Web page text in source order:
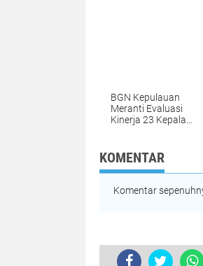
BGN Kepulauan
Meranti Evaluasi
Kinerja 23 Kepala
KOMENTAR
Komentar